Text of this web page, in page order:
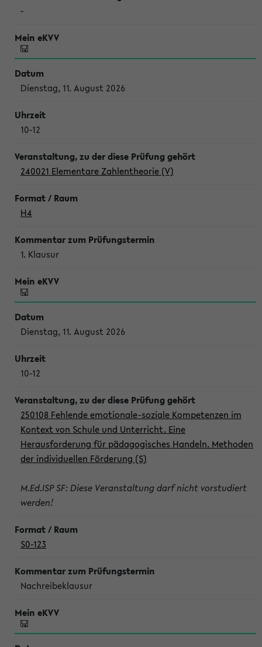
-
Dienstag, 11. August 2026
10-12
240021 Elementare Zahlentheorie (V)
H4
1. Klausur
Dienstag, 11. August 2026
10-12
250108 Fehlende emotionale-soziale Kompetenzen im
Kontext von Schule und Unterricht. Eine
Herausforderung für pädagogisches Handeln. Methoden
der individuellen Förderung (S)
M.Ed.ISP SF: Diese Veranstaltung darf nicht vorstudiert
werden!
S0-123
Nachreibeklausur